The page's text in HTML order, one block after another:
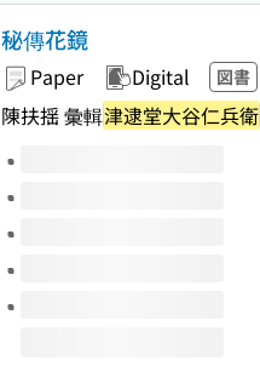
秘傳花鏡
Paper Digital 図書
陳扶揺 彙輯津逮堂大谷仁兵衛
Volumes of this title